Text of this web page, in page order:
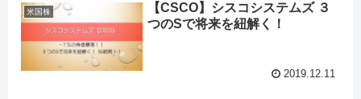
米国株
【CSCO】シスコシステムズ ３
つのSで将来を紐解く！
2019.12.11